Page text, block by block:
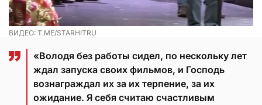
ВИДЕО: T.ME/STARHITRU
«Володя без работы сидел, по нескольку лет
ждал запуска своих фильмов, и Господь
вознаграждал их за их терпение, за их
ожидание. Я себя считаю счастливым